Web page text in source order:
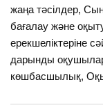
жаңа тәсілдер,
бағалау және
ерекшеліктеріне
дарынды
көшбасшылық,